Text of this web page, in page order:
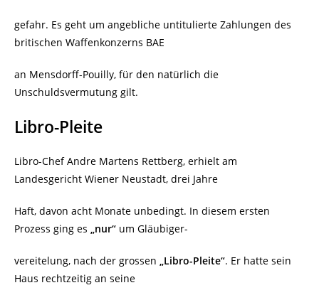
gefahr. Es geht um angebliche untitulierte Zahlungen des
britischen Waffenkonzerns BAE
an Mensdorff-Pouilly, für den natürlich die
Unschuldsvermutung gilt.
Libro-Pleite
Libro-Chef Andre Martens Rettberg, erhielt am
Landesgericht Wiener Neustadt, drei Jahre
Haft, davon acht Monate unbedingt. In diesem ersten
Prozess ging es „nur“ um Gläubiger-
vereitelung, nach der grossen „Libro-Pleite“. Er hatte sein
Haus rechtzeitig an seine